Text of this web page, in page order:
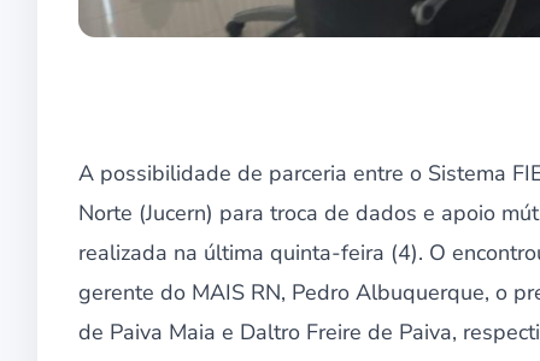
A possibilidade de parceria entre o Sistema
Norte (Jucern) para troca de dados e apoio
realizada na última quinta-feira (4). O
gerente do MAIS RN, Pedro Albuquerque, o
de Paiva Maia e Daltro Freire de Paiva,